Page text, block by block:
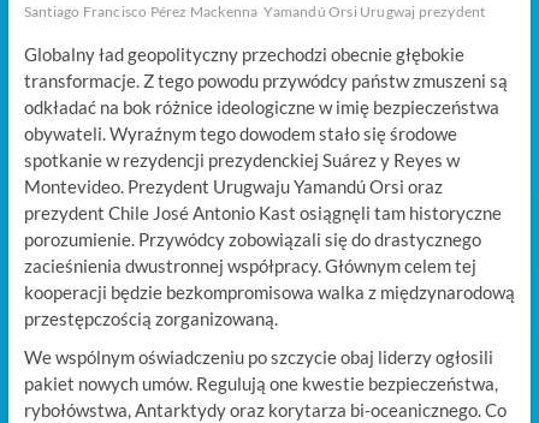
Santiago Francisco Pérez Mackenna Yamandú Orsi Urugwaj prezydent
Globalny ład geopolityczny przechodzi obecnie głębokie
transformacje. Z tego powodu przywódcy państw zmuszeni są
odkładać na bok różnice ideologiczne w imię bezpieczeństwa
obywateli. Wyraźnym tego dowodem stało się środowe
spotkanie w rezydencji prezydenckiej Suárez y Reyes w
Montevideo. Prezydent Urugwaju Yamandú Orsi oraz
prezydent Chile José Antonio Kast osiągnęli tam historyczne
porozumienie. Przywódcy zobowiązali się do drastycznego
zacieśnienia dwustronnej współpracy. Głównym celem tej
kooperacji będzie bezkompromisowa walka z międzynarodową
przestępczością zorganizowaną.
We wspólnym oświadczeniu po szczycie obaj liderzy ogłosili
pakiet nowych umów. Regulują one kwestie bezpieczeństwa,
rybołówstwa, Antarktydy oraz korytarza bi-oceanicznego. Co